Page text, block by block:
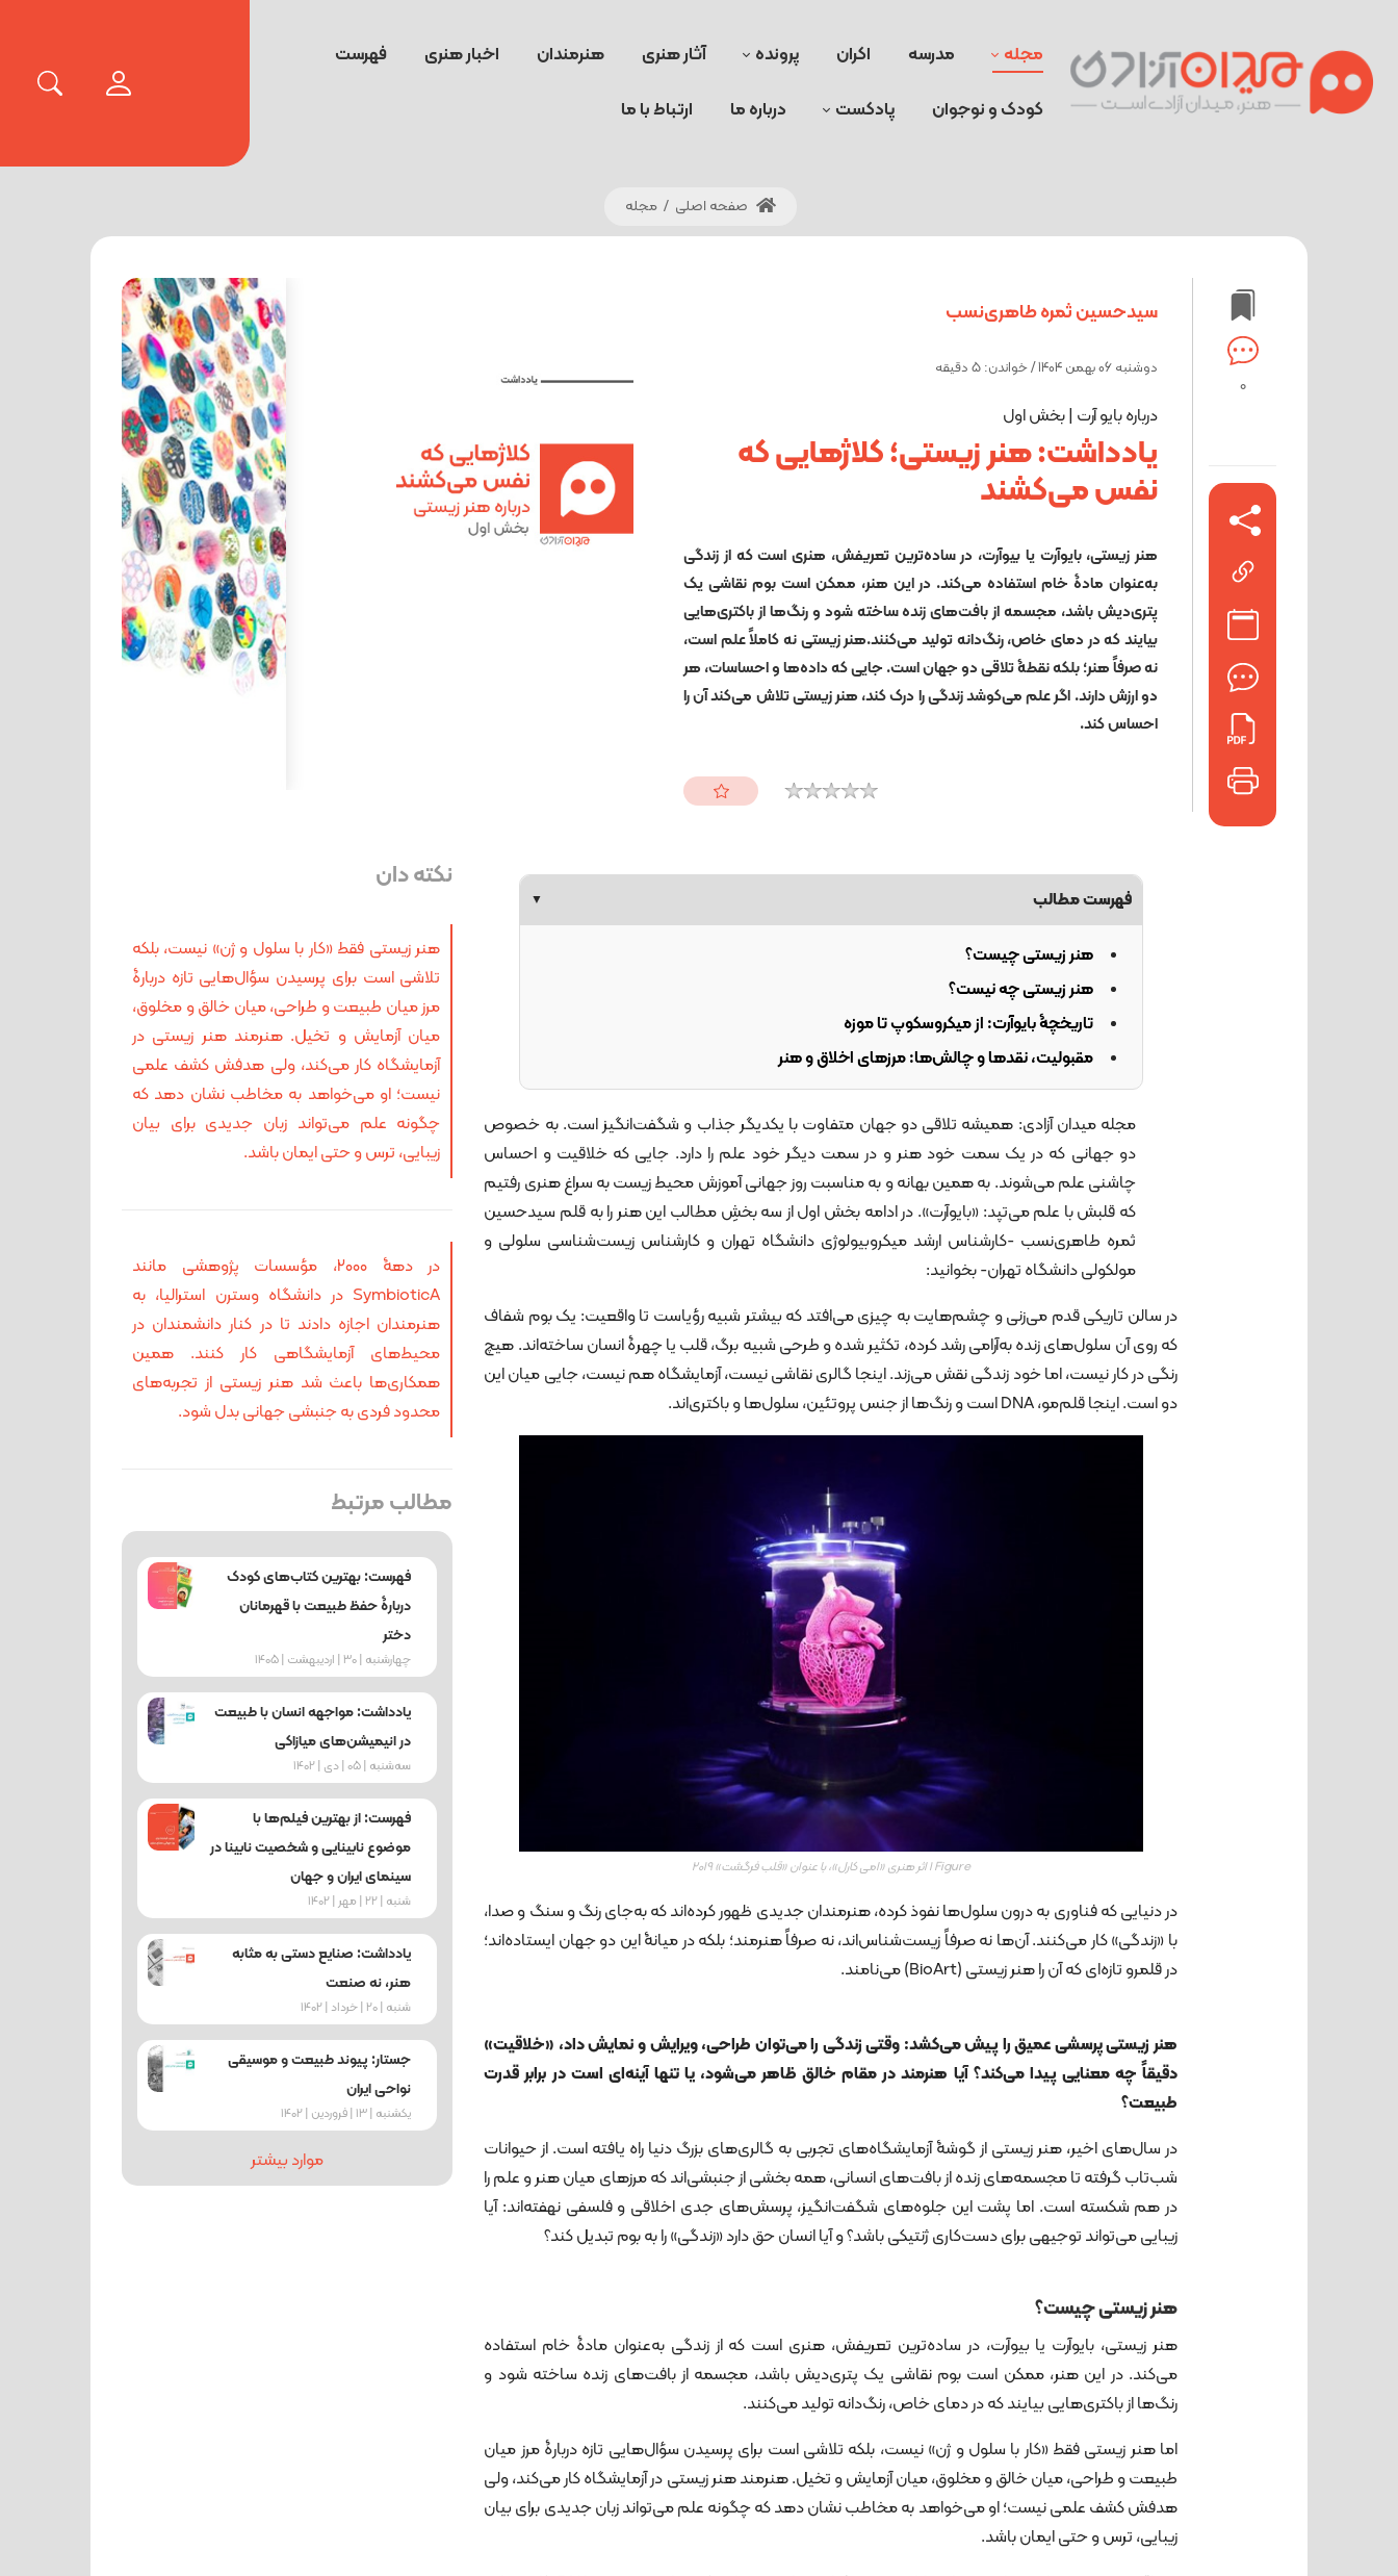
مجله مدرسه اکران پرونده آثار هنری هنرمندان اخبار هنری فهرست
کودک و نوجوان پادکست درباره ما ارتباط با ما
صفحه اصلی / مجله
0
سیدحسین ثمره طاهری‌نسب
دوشنبه 06 بهمن 1404 / خواندن: 5 دقیقه
درباره بایو آرت | بخش اول
یادداشت: هنر زیستی؛ کلاژهایی که
نفس می‌کشند
هنر زیستی، بایوآرت یا بیوآرت، در ساده‌ترین تعریفش، هنری است که از زندگی
به‌عنوان مادۀ خام استفاده می‌کند. در این هنر، ممکن است بوم نقاشی یک
پتری‌دیش باشد، مجسمه از بافت‌های زنده ساخته شود و رنگ‌ها از باکتری‌هایی
بیایند که در دمای خاص، رنگ‌دانه تولید می‌کنند.هنر زیستی نه کاملاً علم است،
نه صرفاً هنر؛ بلکه نقطۀ تلاقی دو جهان است. جایی که داده‌ها و احساسات، هر
دو ارزش دارند. اگر علم می‌کوشد زندگی را درک کند، هنر زیستی تلاش می‌کند آن را
احساس کند.
فهرست مطالب ▼
هنر زیستی چیست؟
هنر زیستی چه نیست؟
تاریخچۀ بایوآرت: از میکروسکوپ تا موزه
مقبولیت، نقدها و چالش‌ها: مرزهای اخلاق و هنر
مجله میدان آزادی: همیشه تلاقی دو جهان متفاوت با یکدیگر جذاب و شگفت‌انگیز است. به خصوص
دو جهانی که در یک سمت خود هنر و در سمت دیگر خود علم را دارد. جایی که خلاقیت و احساس
چاشنی علم می‌شوند. به همین بهانه و به مناسبت روز جهانی آموزش محیط زیست به سراغ هنری رفتیم
که قلبش با علم می‌تپد: «بایو‌آرت». در ادامه بخش اول از سه بخشِ مطالب این هنر را به قلم سیدحسین
ثمره طاهری‌نسب -کارشناس ارشد میکروبیولوژی دانشگاه تهران و کارشناس زیست‌شناسی سلولی و
مولکولی دانشگاه تهران- بخوانید:
در سالن تاریکی قدم می‌زنی و چشم‌هایت به چیزی می‌افتد که بیشتر شبیه رؤیاست تا واقعیت: یک بوم شفاف
که روی آن سلول‌های زنده به‌آرامی رشد کرده، تکثیر شده‌ و طرحی شبیه برگ، قلب یا چهرۀ انسان ساخته‌اند. هیچ
رنگی در کار نیست، اما خود زندگی نقش می‌زند. اینجا گالری نقاشی نیست، آزمایشگاه هم نیست، جایی میان این
دو است. اینجا قلم‌مو، DNA است و رنگ‌ها از جنس پروتئین، سلول‌ها و باکتری‌اند.
Figure۱ اثر هنری «امی کارل»، با عنوان «قلب فرگشت» ۲۰۱۹
در دنیایی که فناوری به درون سلول‌ها نفوذ کرده، هنرمندان جدیدی ظهور کرده‌اند که به‌جای رنگ و سنگ و صدا،
با «زندگی» کار می‌کنند. آن‌ها نه صرفاً زیست‌شناس‌اند، نه صرفاً هنرمند؛ بلکه در میانۀ این دو جهان ایستاده‌اند؛
در قلمرو تازه‌ای که آن را هنر زیستی (BioArt) می‌نامند.
هنر زیستی پرسشی عمیق را پیش می‌کشد: وقتی زندگی را می‌توان طراحی، ویرایش و نمایش داد، «خلاقیت»
دقیقاً چه معنایی پیدا می‌کند؟ آیا هنرمند در مقام خالق ظاهر می‌شود، یا تنها آینه‌ای است در برابر قدرت
طبیعت؟
در سال‌های اخیر، هنر زیستی از گوشۀ آزمایشگاه‌های تجربی به گالری‌های بزرگ دنیا راه یافته است. از حیوانات
شب‌تاب گرفته تا مجسمه‌های زنده از بافت‌های انسانی، همه بخشی از جنبشی‌اند که مرزهای میان هنر و علم را
در هم شکسته است. اما پشت این جلوه‌های شگفت‌انگیز، پرسش‌های جدی اخلاقی و فلسفی نهفته‌اند: آیا
زیبایی می‌تواند توجیهی برای دست‌کاری ژنتیکی باشد؟ و آیا انسان حق دارد «زندگی» را به بوم تبدیل کند؟
هنر زیستی چیست؟
هنر زیستی، بایوآرت یا بیوآرت، در ساده‌ترین تعریفش، هنری است که از زندگی به‌عنوان مادۀ خام استفاده
می‌کند. در این هنر، ممکن است بوم نقاشی یک پتری‌دیش باشد، مجسمه از بافت‌های زنده ساخته شود و
رنگ‌ها از باکتری‌هایی بیایند که در دمای خاص، رنگ‌دانه تولید می‌کنند.
اما هنر زیستی فقط «کار با سلول و ژن» نیست، بلکه تلاشی است برای پرسیدن سؤال‌هایی تازه دربارۀ مرز میان
طبیعت و طراحی، میان خالق و مخلوق، میان آزمایش و تخیل. هنرمند هنر زیستی در آزمایشگاه کار می‌کند، ولی
هدفش کشف علمی نیست؛ او می‌خواهد به مخاطب نشان دهد که چگونه علم می‌تواند زبان جدیدی برای بیان
زیبایی، ترس و حتی ایمان باشد.
نکته دان
هنر زیستی فقط «کار با سلول و ژن» نیست، بلکه
تلاشی است برای پرسیدن سؤال‌هایی تازه دربارۀ
مرز میان طبیعت و طراحی، میان خالق و مخلوق،
میان آزمایش و تخیل. هنرمند هنر زیستی در
آزمایشگاه کار می‌کند، ولی هدفش کشف علمی
نیست؛ او می‌خواهد به مخاطب نشان دهد که
چگونه علم می‌تواند زبان جدیدی برای بیان
زیبایی، ترس و حتی ایمان باشد.
در دهۀ ۲۰۰۰، مؤسسات پژوهشی مانند
SymbioticA در دانشگاه وسترن استرالیا، به
هنرمندان اجازه دادند تا در کنار دانشمندان در
محیط‌های آزمایشگاهی کار کنند. همین
همکاری‌ها باعث شد هنر زیستی از تجربه‌های
محدود فردی به جنبشی جهانی بدل شود.
مطالب مرتبط
فهرست: بهترین کتاب‌های کودک
دربارۀ حفظ طبیعت با قهرمانان
دختر
چهارشنبه | 30 | اردیبهشت | 1405
یادداشت: مواجهه انسان با طبیعت
در انیمیشن‌های میازاکی
ﺳﻪشنبه | 05 | دی | 1402
فهرست: از بهترین فیلم‌ها با
موضوع نابینایی و شخصیت نابینا در
سینمای ایران و جهان
شنبه | 22 | مهر | 1402
یادداشت: صنایع دستی به مثابه
هنر، نه صنعت
شنبه | 20 | خرداد | 1402
جستار: پیوند طبیعت و موسیقی
نواحی ایران
یکشنبه | 13 | فروردین | 1402
موارد بیشتر